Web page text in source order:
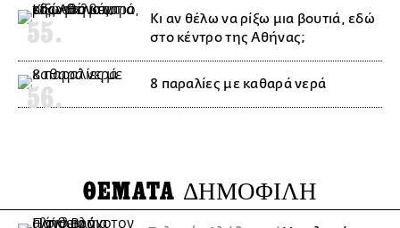
Κι αν θέλω να ρίξω μια βουτιά, εδώ
στο κέντρο της Αθήνας;
8 παραλίες με καθαρά νερά
ΘΕΜΑΤΑ ΔΗΜΟΦΙΛΗ